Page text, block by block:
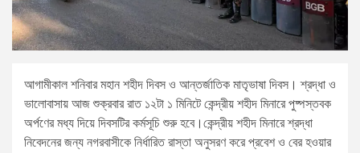
আগামীকাল শনিবার মহান শহীদ দিবস ও আন্তর্জাতিক মাতৃভাষা দিবস। শ্রদ্ধা ও
ভালোবাসায় আজ শুক্রবার রাত ১২টা ১ মিনিটে কেন্দ্রীয় শহীদ মিনারে পুষ্পস্তবক
অর্পণের মধ্য দিয়ে দিবসটির কর্মসূচি শুরু হবে।কেন্দ্রীয় শহীদ মিনারে শ্রদ্ধা
নিবেদনের জন্য নগরবাসীকে নির্ধারিত রাস্তা অনুসরণ করে প্রবেশ ও বের হওয়ার